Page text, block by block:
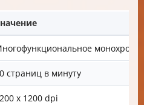
страниц в минуту
x 1200 dpi